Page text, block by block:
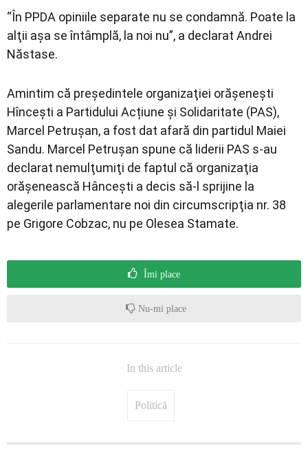
“În PPDA opiniile separate nu se condamnă. Poate la
alţii aşa se întâmplă, la noi nu”, a declarat Andrei
Năstase.
Amintim că preşedintele organizaţiei orăşeneşti
Hînceşti a Partidului Acțiune și Solidaritate (PAS),
Marcel Petruşan, a fost dat afară din partidul Maiei
Sandu. Marcel Petruşan spune că liderii PAS s-au
declarat nemulţumiţi de faptul că organizaţia
orăşenească Hânceşti a decis să-l sprijine la
alegerile parlamentare noi din circumscripţia nr. 38
pe Grigore Cobzac, nu pe Olesea Stamate.
Îmi place
Nu-mi place
In this article
Politică